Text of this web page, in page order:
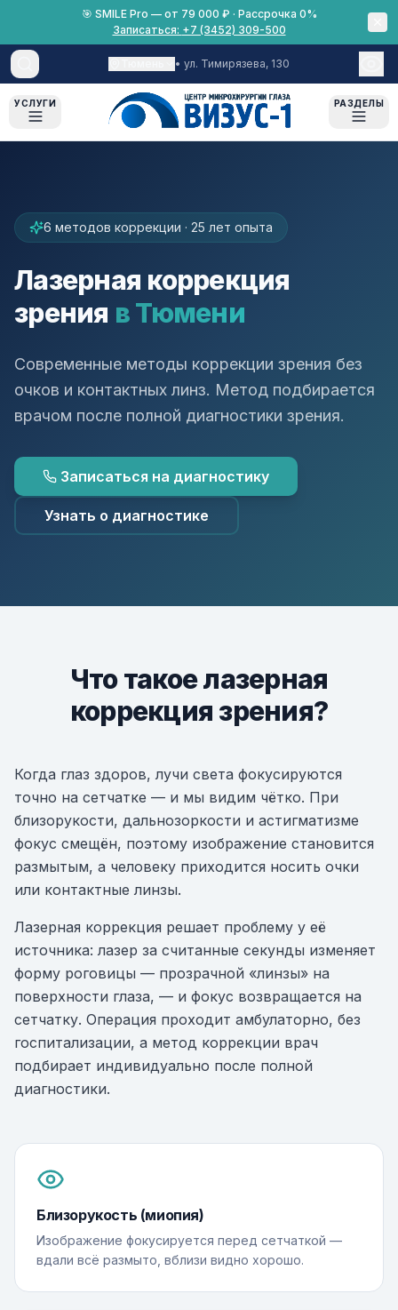
🎯 SMILE Pro — от 79 000 ₽ · Рассрочка 0%
Записаться: +7 (3452) 309-500
• ул. Тимирязева, 130
УСЛУГИ РАЗДЕЛЫ
Оборудование
Документы
Вакансии
Все материалы
Рассрочка 0%
Срок результатов диагностики
Беременность и лазерная
коррекция
Telegram
6 методов коррекции · 25 лет опыта
Лазерная коррекция
зрения вТюмени
Современные методы коррекции зрения без
очков и контактных линз. Метод подбирается
врачом после полной диагностики зрения.
Записаться на диагностику
Узнать о диагностике
Что такое лазерная
коррекция зрения?
Когда глаз здоров, лучи света фокусируются
точно на сетчатке — и мы видим чётко. При
близорукости, дальнозоркости и астигматизме
фокус смещён, поэтому изображение становится
размытым, а человеку приходится носить очки
или контактные линзы.
Лазерная коррекция решает проблему у её
источника: лазер за считанные секунды изменяет
форму роговицы — прозрачной «линзы» на
поверхности глаза, — и фокус возвращается на
сетчатку. Операция проходит амбулаторно, без
госпитализации, а метод коррекции врач
подбирает индивидуально после полной
диагностики.
Близорукость (миопия)
Изображение фокусируется перед сетчаткой —
вдали всё размыто, вблизи видно хорошо.
LASIK
Femto LASIK
ФРК
Катаракта
Глаукома
Диагностика